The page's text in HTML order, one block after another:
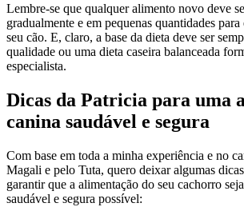
Lembre-se que qualquer alimento novo deve
gradualmente e em pequenas quantidades
seu cão. E, claro, a base da dieta deve ser
qualidade ou uma dieta caseira balanceada
especialista.
Dicas da Patricia para uma
canina saudável e segura
Com base em toda a minha experiência e no
Magali e pelo Tuta, quero deixar algumas
garantir que a alimentação do seu cachorro
saudável e segura possível: